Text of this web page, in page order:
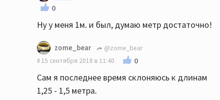
0
Ну у меня 1м. и был, думаю метр достаточно!
zome_bear
@zome_bear
15 сентября 2018 в 11:40
0
Сам я последнее время склоняюсь к длинам
1,25 - 1,5 метра.